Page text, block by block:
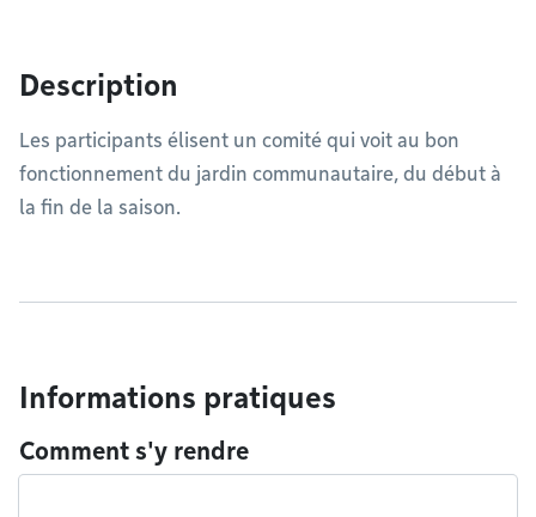
Description
Les participants élisent un comité qui voit au bon
fonctionnement du jardin communautaire, du début à
la fin de la saison.
Informations pratiques
Comment s'y rendre